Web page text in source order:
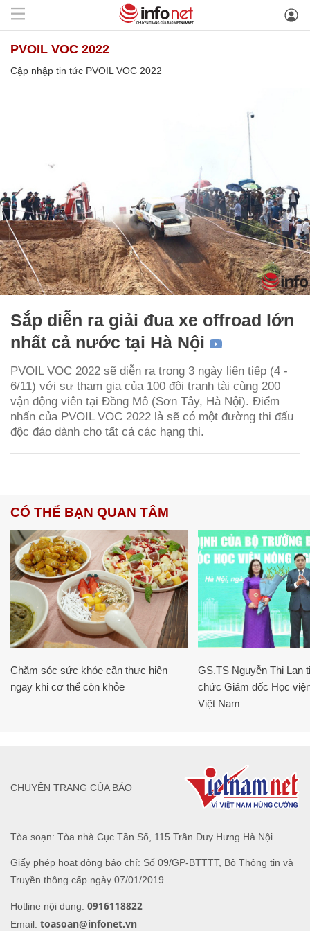
PVOIL VOC 2022
Cập nhập tin tức PVOIL VOC 2022
Sắp diễn ra giải đua xe offroad lớn
nhất cả nước tại Hà Nội
PVOIL VOC 2022 sẽ diễn ra trong 3 ngày liên tiếp (4 -
6/11) với sự tham gia của 100 đội tranh tài cùng 200
vận động viên tại Đồng Mô (Sơn Tây, Hà Nội). Điểm
nhấn của PVOIL VOC 2022 là sẽ có một đường thi đấu
độc đáo dành cho tất cả các hạng thi.
CÓ THỂ BẠN QUAN TÂM
Chăm sóc sức khỏe cần thực hiện
ngay khi cơ thể còn khỏe
GS.TS Nguyễn Thị Lan
chức Giám đốc Học
Việt Nam
Tòa soạn: Tòa nhà Cục Tần Số, 115 Trần Duy Hưng Hà Nội
Giấy phép hoạt động báo chí: Số 09/GP-BTTTT, Bộ Thông tin và
Truyền thông cấp ngày 07/01/2019.
Hotline nội dung: 0916118822
Email: toasoan@infonet.vn
CHUYÊN TRANG CỦA BÁO